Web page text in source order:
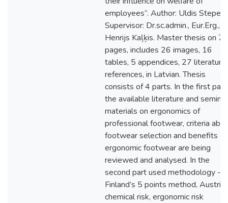
employees”. Author: Uldis
Supervisor: Dr.sc.admin., Eur.Erg.,
Henrijs Kaļķis. Master thesis on 72
pages, includes 26 images, 16
tables, 5 appendices, 27 literature
references, in Latvian. Thesis
consists of 4 parts. In the first part
the available literature and seminar
materials on ergonomics of
professional footwear, criteria
footwear selection and benefits of
ergonomic footwear are being
reviewed and analysed. In the
second part used methodology -
Finland’s 5 points method,
chemical risk, ergonomic risk